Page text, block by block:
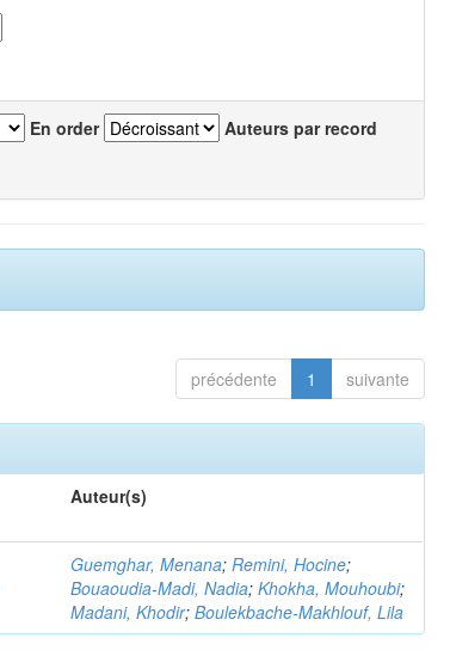
En order Auteurs par record
précédente 1 suivante
Auteur(s)
Guemghar, Menana;Remini, Hocine;
Bouaoudia-Madi, Nadia;Khokha, Mouhoubi;
Madani, Khodir;Boulekbache-Makhlouf, Lila